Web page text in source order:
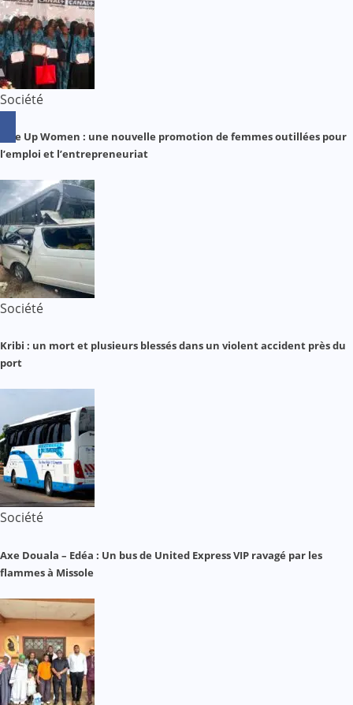
Société
Rise Up Women : une nouvelle promotion de femmes outillées pour
l’emploi et l’entrepreneuriat
Société
Kribi : un mort et plusieurs blessés dans un violent accident près du
port
Société
Axe Douala – Edéa : Un bus de United Express VIP ravagé par les
flammes à Missole